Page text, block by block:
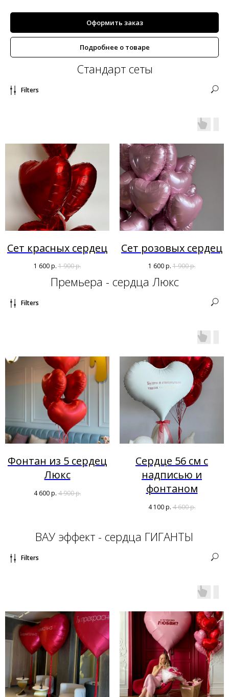
Оформить заказ
Подробнее о товаре
Стандарт сеты
Filters
Сет красных сердец
1 600 р. 1 900р.
Сет розовых сердец
1 600 р. 1 900р.
Премьера - сердца Люкс
Filters
Фонтан из 5 сердец
Люкс
4 600 р. 4 900р.
Сердце 56 см с
надписью и
фонтаном
4 100 р. 4 600р.
ВАУ эффект - сердца ГИГАНТЫ
Filters